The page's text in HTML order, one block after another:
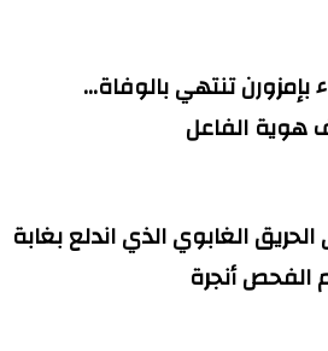
بإمزورن تنتهي بالوفاة…
هوية الفاعل
الغابوي الذي اندلع بغابة
الفحص أنجرة